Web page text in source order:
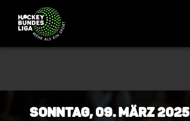
Sonntag, 09. März 2025